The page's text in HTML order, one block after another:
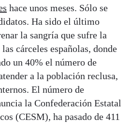
hace unos meses. Sólo se
Ha sido el último
la sangría que sufre la
cárceles españolas, donde
un 40% el número de
a la población reclusa,
El número de
la Confederación Estatal
(CESM), ha pasado de 411